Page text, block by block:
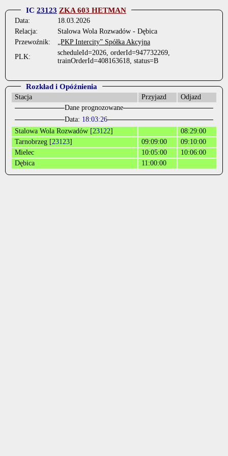
IC 23123 ZKA 603 HETMAN
Data:
18.03.2026
Relacja:
Stalowa Wola Rozwadów - Dębica
Przewoźnik:
„PKP Intercity” Spółka Akcyjna
PLK:
scheduleId=2026, orderId=947732269,
trainOrderId=408163618, status=B
Rozkład i Opóźnienia
Stacja Przyjazd
Odjazd
Dane prognozowane
Data: 18:03:26
Stalowa Wola Rozwadów [23122]
08:29:00
Tarnobrzeg [23123] 09:09:00
09:10:00
Mielec
10:05:00
10:06:00
Dębica
11:00:00